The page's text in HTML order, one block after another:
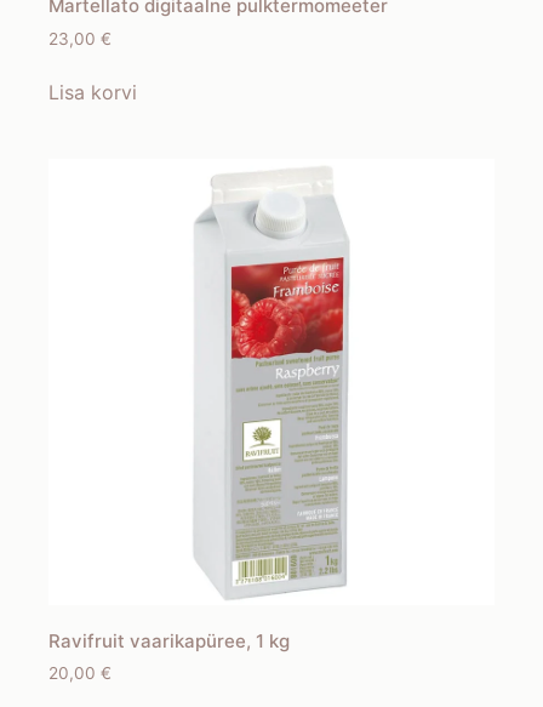
Martellato digitaalne pulktermomeeter
23,00 €
Lisa korvi
Ravifruit vaarikapüree, 1 kg
20,00 €